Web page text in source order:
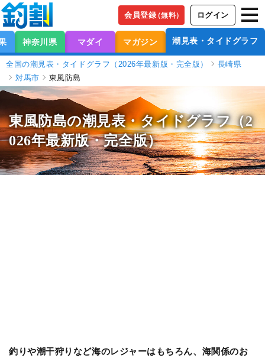
会員登録（無料） ログイン
神奈川県 マダイ マガジン 潮見表・タイドグラフ
全国の潮見表・タイドグラフ（2026年最新版・完全版）
長崎県
対馬市
東風防島
東風防島の潮見表・タイドグラフ（2
026年最新版・完全版）
釣りや潮干狩りなど海のレジャーはもちろん、海関係のお